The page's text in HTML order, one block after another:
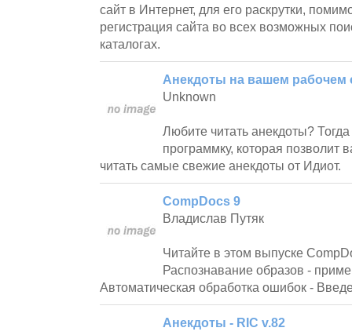
сайт в Интернет, для его раскрутки,
регистрация сайта во всех возможных
каталогах.
Анекдоты на вашем рабочем
Unknown
Любите читать анекдоты? Тогда
программку, которая позволит
читать самые свежие анекдоты от Идиот.
CompDocs 9
Владислав Путяк
Читайте в этом выпуске
Распознавание образов -
Автоматическая обработка ошибок -
Анекдоты - RIC v.82